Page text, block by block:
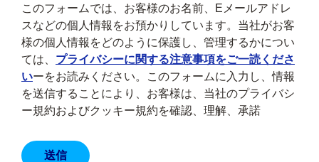
このフォームでは、お客様のお名前、Eメールアドレ
スなどの個人情報をお預かりしています。当社がお客
様の個人情報をどのように保護し、管理するかについ
ては、 プライバシーに関する注意事項をご一読くださ
いーをお読みください。このフォームに入力し、情報
を送信することにより、お客様は、当社のプライバシ
ー規約およびクッキー規約を確認、理解、承諾